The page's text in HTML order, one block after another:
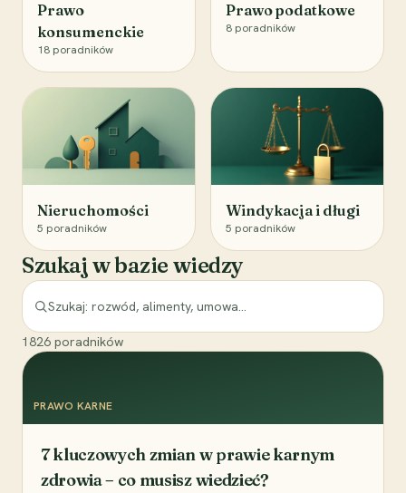
Prawo
konsumenckie
18 poradników
Prawo podatkowe
8 poradników
Nieruchomości
5 poradników
Windykacja i długi
5 poradników
Szukaj w bazie wiedzy
1826 poradników
PRAWO KARNE
7 kluczowych zmian w prawie karnym
zdrowia – co musisz wiedzieć?